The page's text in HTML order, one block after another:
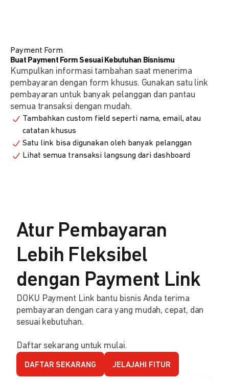
Payment Form
Buat Payment Form Sesuai Kebutuhan Bisnismu
Kumpulkan informasi tambahan saat menerima
pembayaran dengan form khusus. Gunakan satu link
pembayaran untuk banyak pelanggan dan pantau
semua transaksi dengan mudah.
Tambahkan custom field seperti nama, email, atau
catatan khusus
Satu link bisa digunakan oleh banyak pelanggan
Lihat semua transaksi langsung dari dashboard
Atur Pembayaran
Lebih Fleksibel
dengan Payment Link
DOKU Payment Link bantu bisnis Anda terima
pembayaran dengan cara yang mudah, cepat, dan
sesuai kebutuhan.
Daftar sekarang untuk mulai.
DAFTAR SEKARANG JELAJAHI FITUR